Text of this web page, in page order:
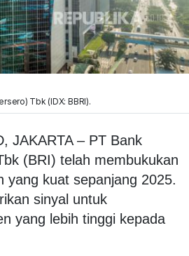
Tbk (IDX: BBRI).
JAKARTA – PT Bank
(BRI) telah membukukan
yang kuat sepanjang 2025.
sinyal untuk
yang lebih tinggi kepada